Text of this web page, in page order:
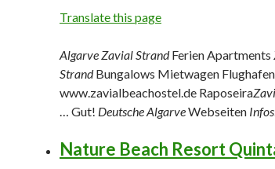
Translate this page
Algarve Zavial StrandFerien Apartments
StrandBungalows Mietwagen
www.zavialbeachostel.de Raposeira
… Gut! Deutsche AlgarveWebseiten Infos
Nature Beach Resort